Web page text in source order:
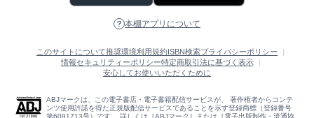
本棚アプリについて
このサイトについて推奨環境利用規約ISBN検索プライバシーポリシー
情報セキュリティーポリシー特定商取引法に基づく表示
安心してお使いいただくために
ABJマークは、この電子書店・電子書籍配信サービスが、 著作権者からコンテ
ンツ使用許諾を得た正規版配信サービスであることを示す登録商標（登録番号
第6091713号）です。 詳しくは［ABJマーク］または［電子出版制作・流通協